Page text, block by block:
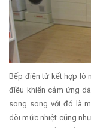
Bếp điện từ kết hợp lò
điều khiển cảm ứng
song song với đó là
dõi mức nhiệt cũng